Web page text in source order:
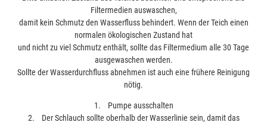
Filtermedien auswaschen,
damit kein Schmutz den Wasserfluss behindert. Wenn der Teich einen
normalen ökologischen Zustand hat
und nicht zu viel Schmutz enthält, sollte das Filtermedium alle 30 Tage
ausgewaschen werden.
Sollte der Wasserdurchfluss abnehmen ist auch eine frühere Reinigung
nötig.
1. Pumpe ausschalten
2. Der Schlauch sollte oberhalb der Wasserlinie sein, damit das